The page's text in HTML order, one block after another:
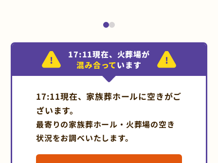
17:11現在、火葬場が
混み合っています
17:11現在、家族葬ホールに空きがご
ざいます。
最寄りの家族葬ホール・火葬場の空き
状況をお調べいたします。